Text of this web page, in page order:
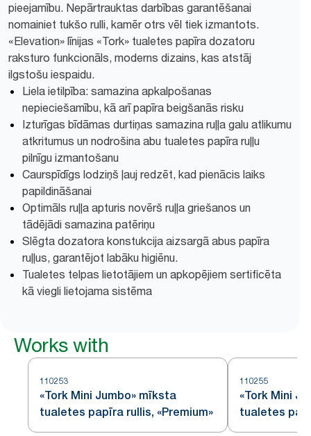
pieejamību. Nepārtrauktas darbības garantēšanai
nomainiet tukšo rulli, kamēr otrs vēl tiek izmantots.
«Elevation» līnijas «Tork» tualetes papīra dozatoru
raksturo funkcionāls, moderns dizains, kas atstāj
ilgstošu iespaidu.
Liela ietilpība: samazina apkalpošanas
nepieciešamību, kā arī papīra beigšanās risku
Izturīgas bīdāmas durtiņas samazina ruļļa galu atlikumu
atkritumus un nodrošina abu tualetes papīra ruļļu
pilnīgu izmantošanu
Caurspīdīgs lodziņš ļauj redzēt, kad pienācis laiks
papildināšanai
Optimāls ruļļa apturis novērš ruļļa griešanos un
tādējādi samazina patēriņu
Slēgta dozatora konstukcija aizsargā abus papīra
ruļļus, garantējot labāku higiēnu.
Tualetes telpas lietotājiem un apkopējiem sertificēta
kā viegli lietojama sistēma
Works with
110253
«Tork Mini Jumbo» mīksta
tualetes papīra rullis, «Premium»
110255
«Tork Mini
tualetes
«Premium» –